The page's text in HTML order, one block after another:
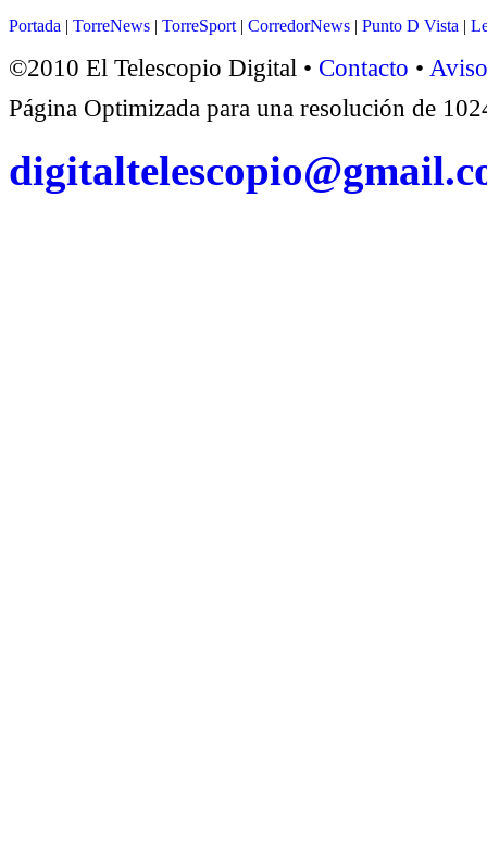
Portada | TorreNews | TorreSport | CorredorNews | Punto D Vista |
©2010 El Telescopio Digital • Contacto •
Página Optimizada para una resolución de